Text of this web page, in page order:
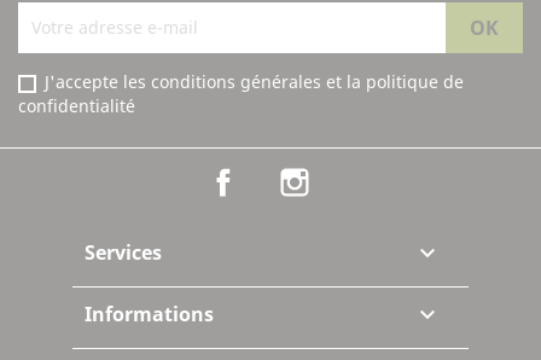
J'accepte les conditions générales et la politique de
confidentialité
Facebook
Services 
Informations 